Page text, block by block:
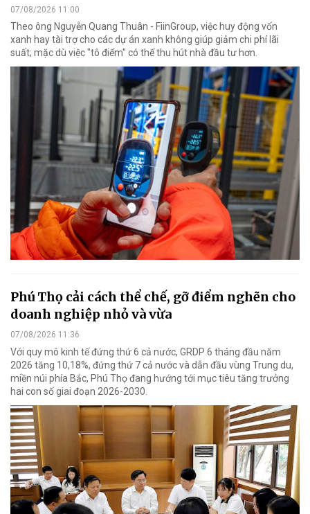
07/08/2026 11:00
Theo ông Nguyễn Quang Thuân - FiinGroup, việc huy động vốn
xanh hay tài trợ cho các dự án xanh không giúp giảm chi phí lãi
suất; mặc dù việc "tô điểm" có thể thu hút nhà đầu tư hơn.
Phú Thọ cải cách thể chế, gỡ điểm nghẽn cho
doanh nghiệp nhỏ và vừa
07/08/2026 11:36
Với quy mô kinh tế đứng thứ 6 cả nước, GRDP 6 tháng đầu năm
2026 tăng 10,18%, đứng thứ 7 cả nước và dẫn đầu vùng Trung du,
miền núi phía Bắc, Phú Thọ đang hướng tới mục tiêu tăng trưởng
hai con số giai đoạn 2026-2030.